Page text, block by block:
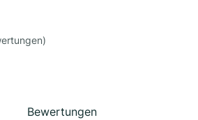
Bewertungen